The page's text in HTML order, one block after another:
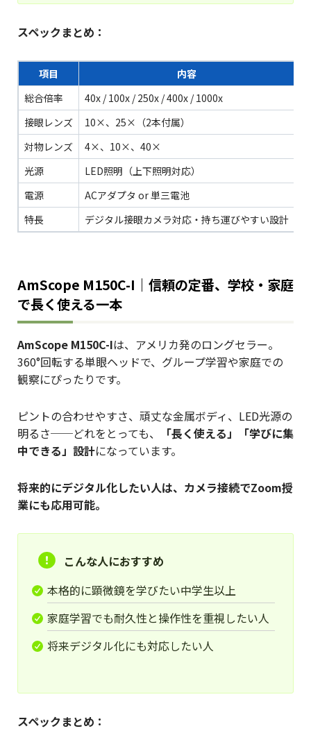
スペックまとめ：
項目
内容
総合倍率
40x / 100x / 250x / 400x / 1000x
接眼レンズ
10×、25×（2本付属）
対物レンズ
4×、10×、40×
光源
LED照明（上下照明対応）
電源
ACアダプタ or 単三電池
特長
デジタル接眼カメラ対応・持ち運びやすい設計
AmScope M150C-I｜信頼の定番、学校・家庭
で長く使える一本
AmScope M150C-Iは、アメリカ発のロングセラー。
360°回転する単眼ヘッドで、グループ学習や家庭での
観察にぴったりです。
ピントの合わせやすさ、頑丈な金属ボディ、LED光源の
明るさ──どれをとっても、
「長く使える」「学びに集
中できる」設計になっています。
将来的にデジタル化したい人は、カメラ接続でZoom授
業にも応用可能。
こんな人におすすめ
本格的に顕微鏡を学びたい中学生以上
家庭学習でも耐久性と操作性を重視したい人
将来デジタル化にも対応したい人
スペックまとめ：